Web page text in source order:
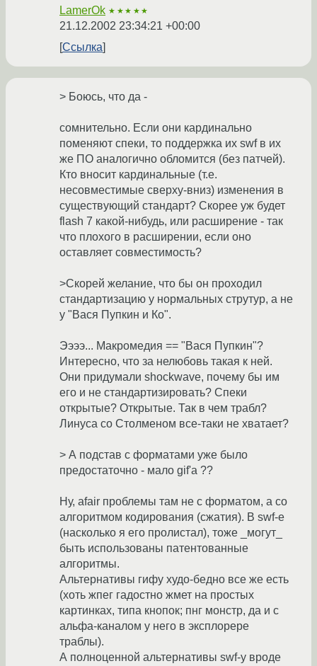
LamerOk ★★★★★
21.12.2002 23:34:21 +00:00
Ссылка
> Боюсь, что да -
сомнительно. Если они кардинально
поменяют спеки, то поддержка их swf в их
же ПО аналогично обломится (без патчей).
Кто вносит кардинальные (т.е.
несовместимые сверху-вниз) изменения в
существующий стандарт? Скорее уж будет
flash 7 какой-нибудь, или расширение - так
что плохого в расширении, если оно
оставляет совместимость?
>Скорей желание, что бы он проходил
стандартизацию у нормальных струтур, а не
у "Вася Пупкин и Ко".
Ээээ... Макромедия == "Вася Пупкин"?
Интересно, что за нелюбовь такая к ней.
Они придумали shockwave, почему бы им
его и не стандартизировать? Спеки
открытые? Открытые. Так в чем трабл?
Линуса со Столменом все-таки не хватает?
> А подстав с форматами уже было
предостаточно - мало gif'а ??
Ну, afair проблемы там не с форматом, а со
алгоритмом кодирования (сжатия). В swf-е
(насколько я его пролистал), тоже _могут_
быть использованы патентованные
алгоритмы.
Альтернативы гифу худо-бедно все же есть
(хоть жпег гадостно жмет на простых
картинках, типа кнопок; пнг монстр, да и с
альфа-каналом у него в эксплорере
траблы).
А полноценной альтернативы swf-у вроде